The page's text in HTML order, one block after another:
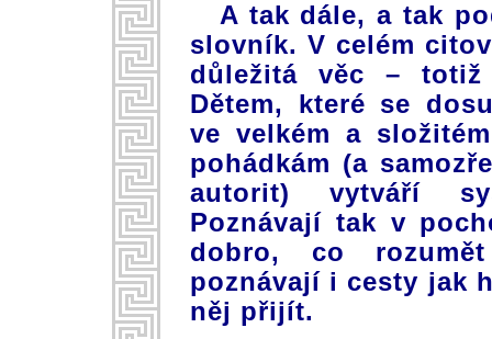
A tak dále, a tak
slovník. V celém
důležitá věc –
Dětem, které se
ve velkém a
pohádkám (a
autorit) vytváří
Poznávají tak v
dobro, co
poznávají i cesty jak
něj přijít.